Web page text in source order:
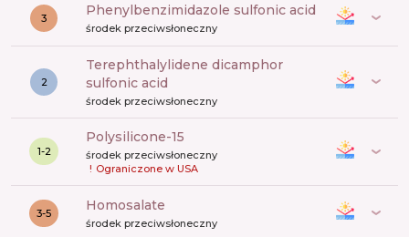
3 phenylbenzimidazole sulfonic acid
środek przeciwsłoneczny
2
terephthalylidene dicamphor
sulfonic acid
środek przeciwsłoneczny
1-2
polysilicone-15
środek przeciwsłoneczny
! Ograniczone w USA
3-5 Homosalate
środek przeciwsłoneczny